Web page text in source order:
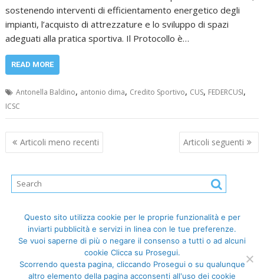
sostenendo interventi di efficientamento energetico degli
impianti, l’acquisto di attrezzature e lo sviluppo di spazi
adeguati alla pratica sportiva. Il Protocollo è…
READ MORE
Antonella Baldino, antonio dima, Credito Sportivo, CUS, FEDERCUSI,
ICSC
Navigazione
articoli
Articoli meno recenti Articoli seguenti
FederCUSI: Federazione Italiana dello Sport Universitario - Via
Questo sito utilizza cookie per le proprie funzionalità e per
inviarti pubblicità e servizi in linea con le tue preferenze.
Se vuoi saperne di più o negare il consenso a tutti o ad alcuni
cookie Clicca su Prosegui.
Scorrendo questa pagina, cliccando Prosegui o su qualunque
altro elemento della pagina acconsenti all'uso dei cookie